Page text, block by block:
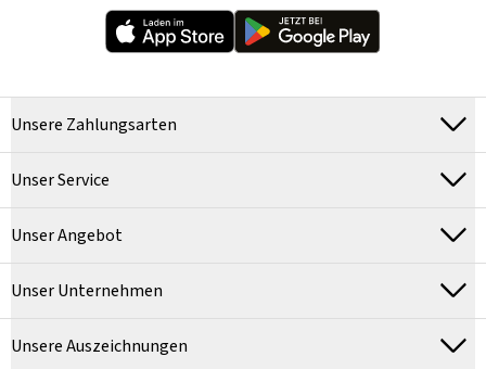
Unsere Zahlungsarten
Unser Service
Unser Angebot
Unser Unternehmen
Unsere Auszeichnungen